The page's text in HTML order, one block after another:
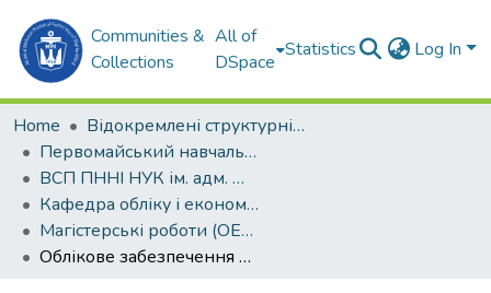
Communities &
Collections
All of
DSpace
Statistics Log In
Home
Відокремлені структурні підрозділи НУК ім. адм. Макарова
Первомайський навчально-науковий інститут НУК ім. адм. Макарова (ПННІ НУК)
ВСП ПННІ НУК ім. адм. Макарова
Кафедра обліку і економічного аналізу (ОЕА)
Магістерські роботи (ОЕА)
Облікове забезпечення формування та аналізу управлінської звітності підприємства